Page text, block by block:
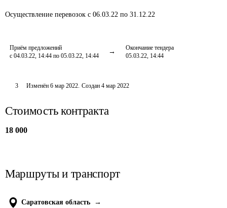
Осуществление перевозок с 06.03.22 по 31.12.22
Приём предложений
с 04.03.22, 14:44 по 05.03.22, 14:44
Окончание тендера
05.03.22, 14:44
3 Изменён 6 мар 2022. Создан 4 мар 2022
Стоимость контракта
18 000
Маршруты и транспорт
Саратовская область
→